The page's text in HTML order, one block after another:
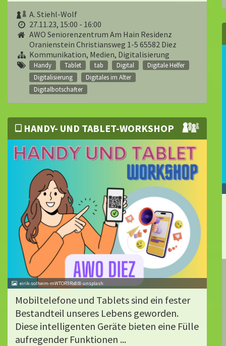
A. Stiehl-Wolf
27.11.23, 15:00 - 16:00
AWO Seniorenzentrum Am Hain Residenz
Oranienstein Christiansweg 1-5 65582 Diez
Kommunikation, Medien, Digitalisierung
Handy Tablet tab Digital
Digitale Helfer
Digitalisierung
Digitales im Alter
Digitalbotschafter
HANDY- UND TABLET-WORKSHOP
eirik-solheim-mWTOR3Rx8l8-unsplash
Mobiltelefone und Tablets sind ein fester
Bestandteil unseres Lebens geworden.
Diese intelligenten Geräte bieten eine Fülle
aufregender Funktionen ...